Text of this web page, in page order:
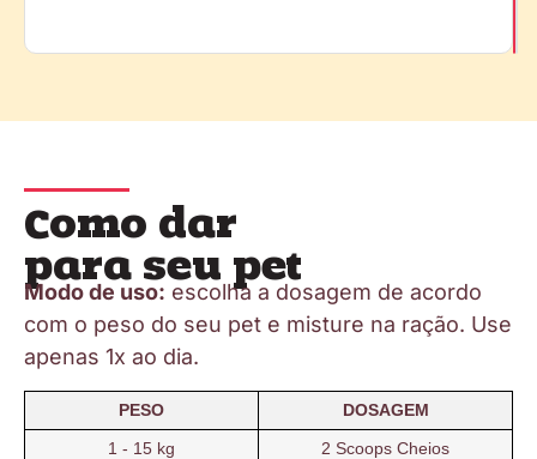
Como dar
para seu pet
Modo de uso: escolha a dosagem de acordo
com o peso do seu pet e misture na ração. Use
apenas 1x ao dia.
PESO
DOSAGEM
1 - 15 kg
2 Scoops Cheios